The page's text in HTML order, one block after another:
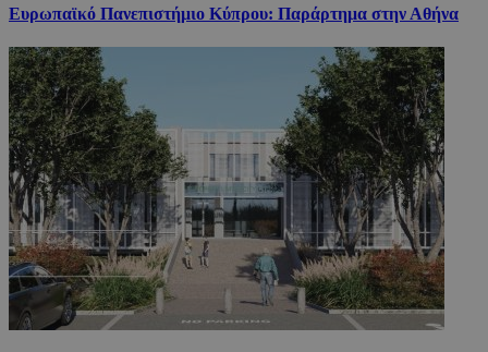
Ευρωπαϊκό Πανεπιστήμιο Κύπρου: Παράρτημα στην Αθήνα